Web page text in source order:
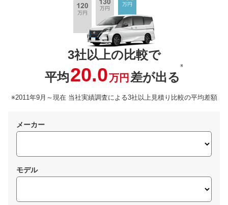
3社以上の比較で
平均20.0万円 差が出る
※
※2011年9月～現在 当社実績調査による3社以上見積り比較の平均差額
メーカー
モデル